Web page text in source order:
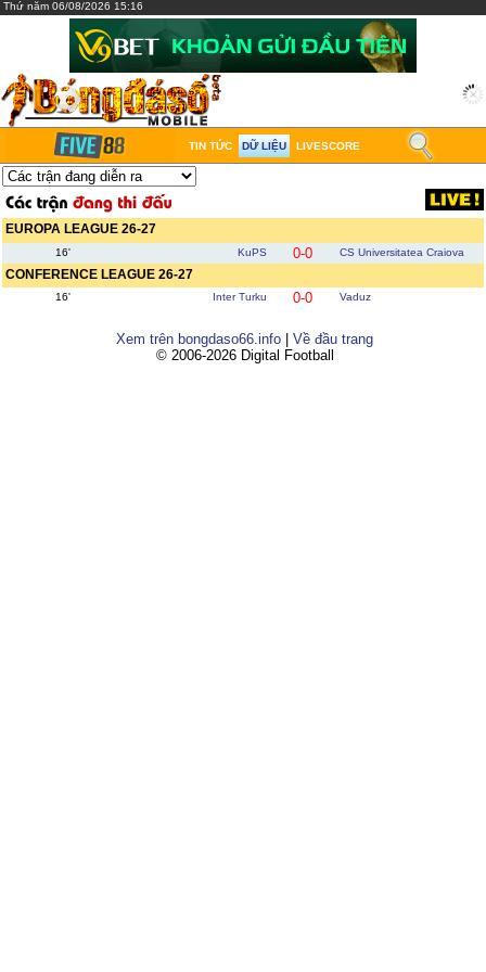
Thứ năm 06/08/2026 15:16
TIN TỨC DỮ LIỆU LIVESCORE
EUROPA LEAGUE 26-27
16' KuPS 0-0 CS Universitatea Craiova
CONFERENCE LEAGUE 26-27
16' Inter Turku 0-0 Vaduz
Xem trên bongdaso66.info | Về đầu trang
© 2006-2026 Digital Football